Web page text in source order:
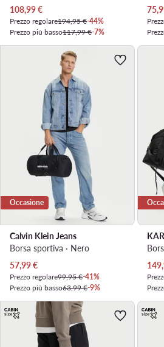
Prezzo attuale
108,99€
Prezzo regolare194,95 €-44%
Prezzo più basso117,99 €-7%
Occasione
Calvin Klein Jeans
Borsa sportiva · Nero
Prezzo attuale
57,99€
Prezzo regolare99,95 €-41%
Prezzo più basso63,99 €-9%